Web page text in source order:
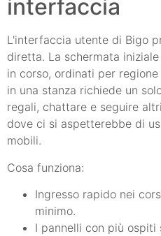
interfaccia
L'interfaccia utente di Bigo
diretta. La schermata
in corso, ordinati per
in una stanza richiede un
regali, chattare e seguire
dove ci si aspetterebbe di
mobili.
Cosa funziona:
Ingresso rapido nei
minimo.
I pannelli con più ospiti